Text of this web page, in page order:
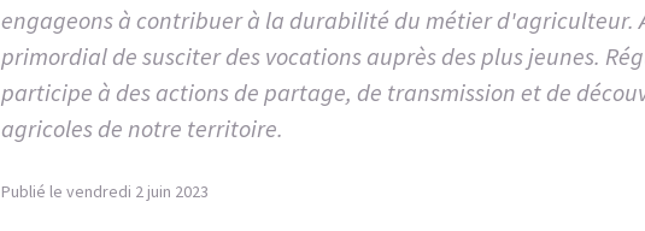
engageons à contribuer à la durabilité du métier d'agriculteur.
primordial de susciter des vocations auprès des plus jeunes.
participe à des actions de partage, de transmission et de
agricoles de notre territoire.
Publié le vendredi 2 juin 2023